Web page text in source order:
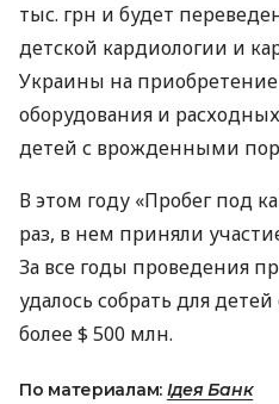
тыс. грн и будет
детской кардиологии и
Украины на
оборудования и
детей с врожденными
В этом году «Пробег под
раз, в нем приняли
За все годы проведения
удалось собрать для
более $ 500 млн.
По материалам: Ідея Банк